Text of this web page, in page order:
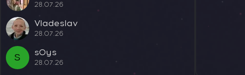
28.07.26
Vladeslav
28.07.26
S s0ys
28.07.26